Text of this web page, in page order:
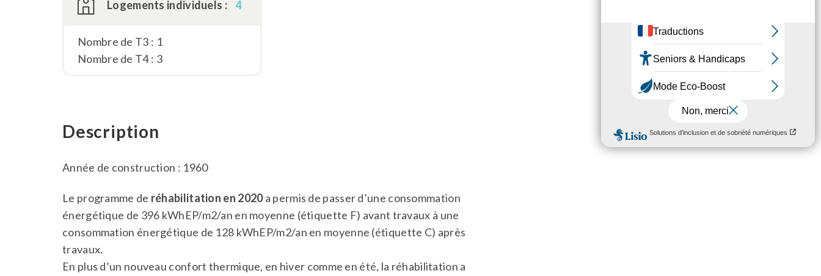
Logements individuels : 4
Nombre de T3 : 1
Nombre de T4 : 3
Description
Année de construction : 1960
Le programme de réhabilitation en 2020a permis de passer d’une consommation
énergétique de 396 kWhEP/m2/an en moyenne (étiquette F) avant travaux à une
consommation énergétique de 128 kWhEP/m2/an en moyenne (étiquette C) après
travaux.
En plus d’un nouveau confort thermique, en hiver comme en été, la réhabilitation a